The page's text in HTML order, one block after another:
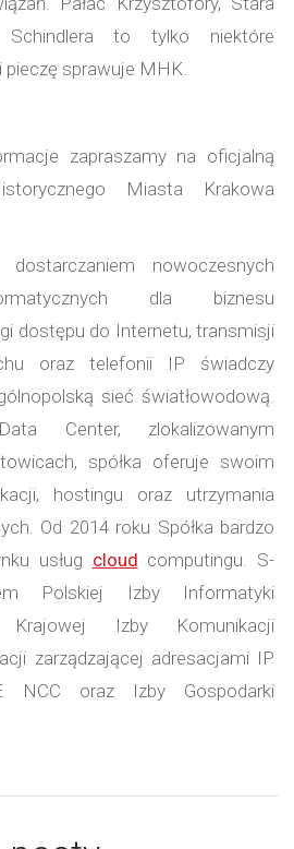
Schindlera to tylko niektóre
pieczę sprawuje MHK.
zapraszamy na oficjalną
Miasta Krakowa
nowoczesnych
dla biznesu
dostępu do Internetu, transmisji
oraz telefonii IP świadczy
sieć światłowodową.
Center, zlokalizowanym
spółka oferuje swoim
hostingu oraz utrzymania
Od 2014 roku Spółka bardzo
usług cloud computingu. S-
Polskiej Izby Informatyki
Krajowej Izby Komunikacji
zarządzającej adresacjami IP
oraz Izby Gospodarki